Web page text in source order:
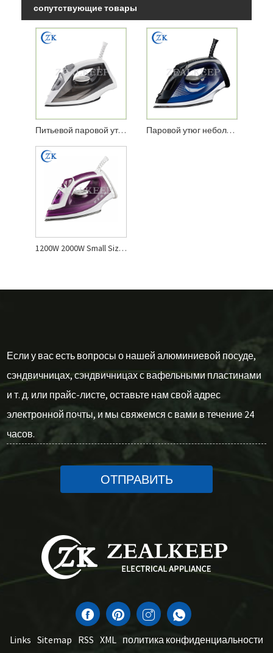
сопутствующие товары
Питьевой паровой утюг небольшого размера Паровой утюг небольшого размера с тефлоновой пластиной
1200W 2000W Small Size Steam Iron
Если у вас есть вопросы о нашей алюминиевой посуде,
сэндвичницах, сэндвичницах с вафельными пластинами
и т. д. или прайс-листе, оставьте нам свой адрес
электронной почты, и мы свяжемся с вами в течение 24
часов.
ОТПРАВИТЬ
Links Sitemap RSS XML политика конфиденциальности